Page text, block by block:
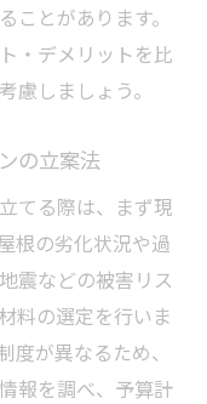
とがあります。
・デメリットを比
慮しましょう。
の立案法
てる際は、まず現
根の劣化状況や過
震などの被害リス
料の選定を行いま
が異なるため、
報を調べ、予算計